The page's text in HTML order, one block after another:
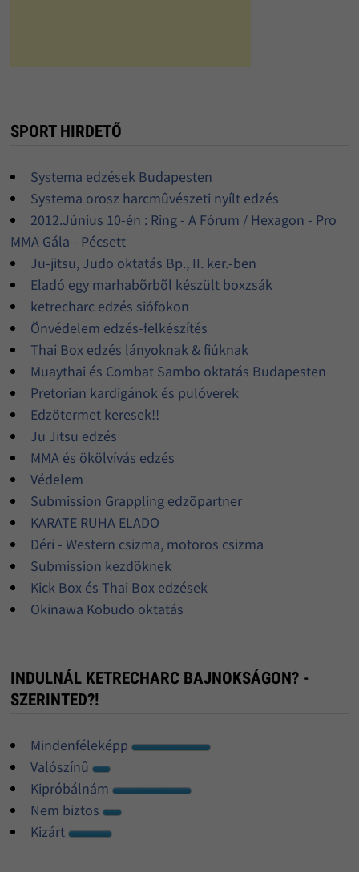
SPORT HIRDETŐ
Systema edzések Budapesten
Systema orosz harcmûvészeti nyílt edzés
2012.Június 10-én : Ring - A Fórum / Hexagon - Pro
MMA Gála - Pécsett
Ju-jitsu, Judo oktatás Bp., II. ker.-ben
Eladó egy marhabõrbõl készült boxzsák
ketrecharc edzés siófokon
Önvédelem edzés-felkészítés
Thai Box edzés lányoknak & fiúknak
Muaythai és Combat Sambo oktatás Budapesten
Pretorian kardigánok és pulóverek
Edzötermet keresek!!
Ju Jitsu edzés
MMA és ökölvívás edzés
Védelem
Submission Grappling edzõpartner
KARATE RUHA ELADO
Déri - Western csizma, motoros csizma
Submission kezdõknek
Kick Box és Thai Box edzések
Okinawa Kobudo oktatás
INDULNÁL KETRECHARC BAJNOKSÁGON? -
SZERINTED?!
Mindenféleképp
Valószínû
Kipróbálnám
Nem biztos
Kizárt